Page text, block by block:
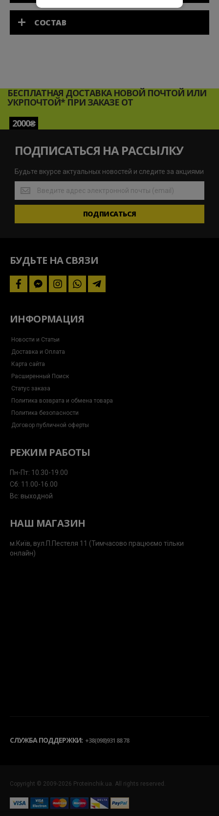
СОСТАВ
БЕСПЛАТНАЯ ДОСТАВКА НОВОЙ ПОЧТОЙ ИЛИ
УКРПОЧТОЙ* ПРИ ЗАКАЗЕ ОТ
2000₴
ПОДПИСАТЬСЯ НА РАССЫЛКУ
Будьте вкурсе актуальных новостей и следите за акциями
Будьте
вкурсе
актуальных
и
ПОДПИСАТЬСЯ
БУДЬТЕ НА СВЯЗИ
facebookfacebook-
messenger
instagram
whatsapptelegram-
plane
ИНФОРМАЦИЯ
Новости и Статьи
Доставка и Оплата
Карта сайта
Расширенный Поиск
Статус заказа
Политика возврата и обмена товара
Политика безопасности
Договор публичной оферты
РЕЖИМ РАБОТЫ
Пн-Пт: 10.30-19.00
Сб: 11.00-16.00
Вс: выходной
НАШ МАГАЗИН
м.Київ, вул.П.Пестеля 11 (Тимчасово працюємо тільки
онлайн)
СЛУЖБА ПОДДЕРЖКИ: +38(098)931 88 78
Copyright © 2009-2026 Proteinchik.ua. All rights reserved.